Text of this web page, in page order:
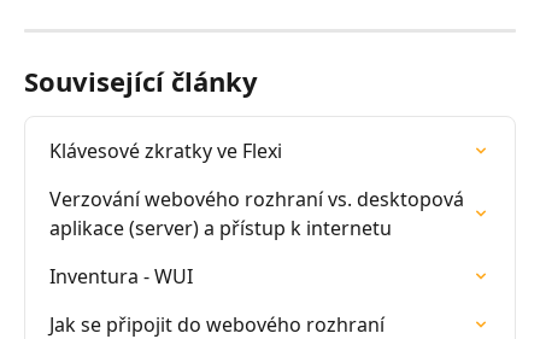
Související články
Klávesové zkratky ve Flexi
Verzování webového rozhraní vs. desktopová
aplikace (server) a přístup k internetu
Inventura - WUI
Jak se připojit do webového rozhraní